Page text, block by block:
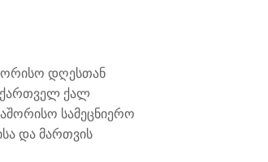
დღესთან
ქართველ ქალ
სამეცნიერო
და მართვის